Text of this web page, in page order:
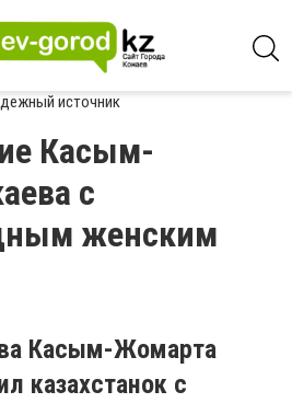
источник
Касым-
с
женским
Касым-Жомарта
казахстанок с